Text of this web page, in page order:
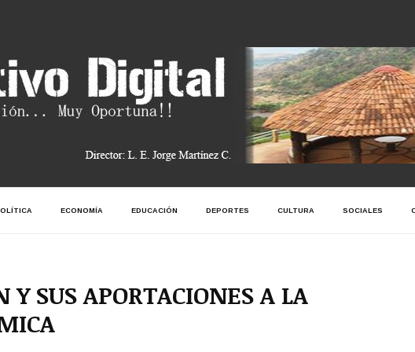
ECONOMÍA EDUCACIÓN DEPORTES CULTURA SOCIALES
Y SUS APORTACIONES A LA